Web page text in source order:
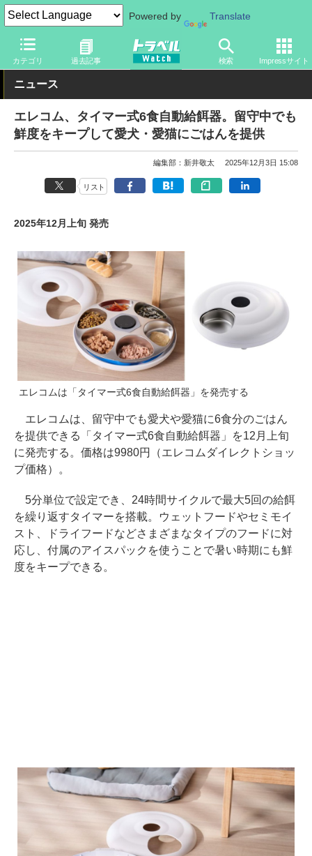
Powered by Translate
カテゴリ 過去記事 検索 Impressサイト
トラベル Watch 旅のアイテム 旅行グッズ その他
ニュース
エレコム、タイマー式6食自動給餌器。留守中でも
鮮度をキープして愛犬・愛猫にごはんを提供
編集部：新井敬太 2025年12月3日 15:08
リスト
2025年12月上旬 発売
エレコムは「タイマー式6食自動給餌器」を発売する
エレコムは、留守中でも愛犬や愛猫に6食分のごはん
を提供できる「タイマー式6食自動給餌器」を12月上旬
に発売する。価格は9980円（エレコムダイレクトショッ
プ価格）。
5分単位で設定でき、24時間サイクルで最大5回の給餌
を繰り返すタイマーを搭載。ウェットフードやセミモイ
スト、ドライフードなどさまざまなタイプのフードに対
応し、付属のアイスパックを使うことで暑い時期にも鮮
度をキープできる。